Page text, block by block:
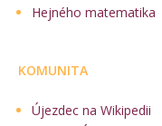
Hejného matematika
KOMUNITA
Újezdec na Wikipedii